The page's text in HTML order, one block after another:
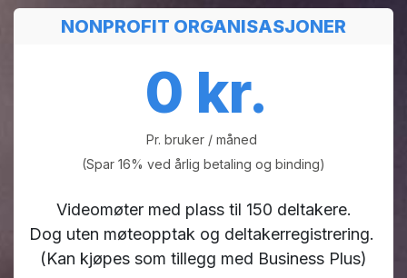
NONPROFIT ORGANISASJONER
0 kr.
Pr. bruker / måned
(Spar 16% ved årlig betaling og binding)
Videomøter med plass til 150 deltakere.
Dog uten møteopptak og deltakerregistrering.
(Kan kjøpes som tillegg med Business Plus)